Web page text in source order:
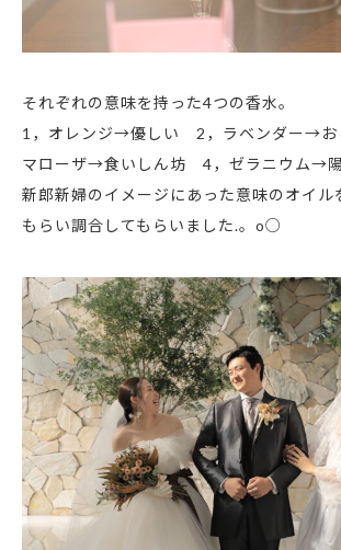
それぞれの意味を持った4つの香水。
1，オレンジ→優しい 2，ラベンダー→
マローザ→食いしん坊 4，ゼラニウム→
新郎新婦のイメージにあった意味のオイル
もらい調合してもらいました.。o○